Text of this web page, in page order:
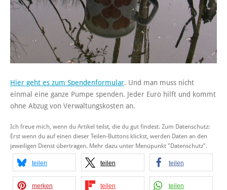
Hier geht es zum Spendenformular. Und man muss nicht
einmal eine ganze Pumpe spenden. Jeder Euro hilft und kommt
ohne Abzug von Verwaltungskosten an.
Ich freue mich, wenn du Artikel teilst, die du gut findest. Zum Datenschutz:
Erst wenn du auf einen dieser Teilen-Buttons klickst, werden Daten an den
jeweiligen Dienst übertragen. Mehr dazu unter Menüpunkt "Datenschutz".
teilen teilen teilen
merken teilen teilen